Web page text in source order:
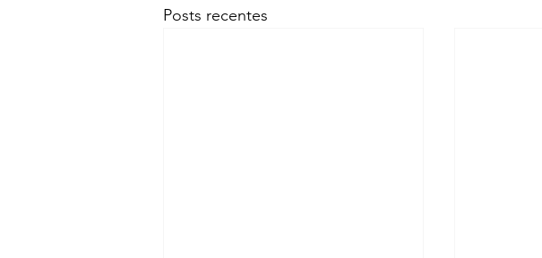
Posts recentes